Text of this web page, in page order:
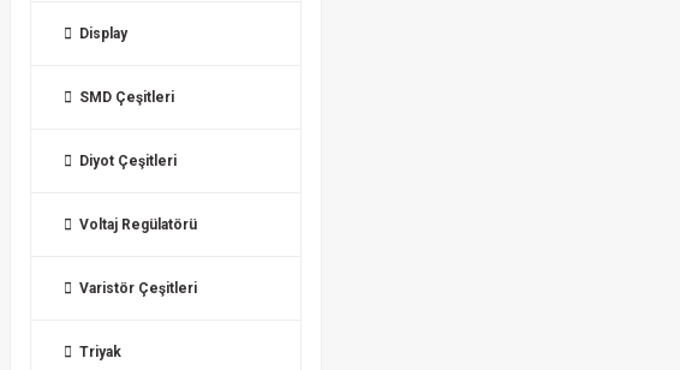
Display
SMD Çeşitleri
Diyot Çeşitleri
Voltaj Regülatörü
Varistör Çeşitleri
Triyak